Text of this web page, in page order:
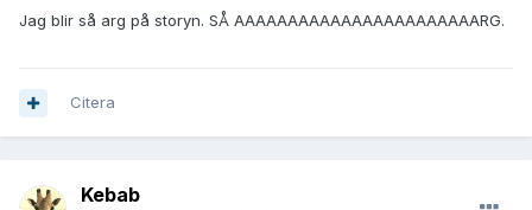
Jag blir så arg på storyn. SÅ AAAAAAAAAAAAAAAAAAAAAAARG.
Citera
Kebab